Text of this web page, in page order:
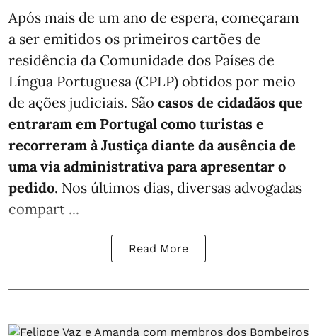
Após mais de um ano de espera, começaram
a ser emitidos os primeiros cartões de
residência da Comunidade dos Países de
Língua Portuguesa (CPLP) obtidos por meio
de ações judiciais. São casos de cidadãos que
entraram em Portugal como turistas e
recorreram à Justiça diante da ausência de
uma via administrativa para apresentar o
pedido. Nos últimos dias, diversas advogadas
compart ...
Read More